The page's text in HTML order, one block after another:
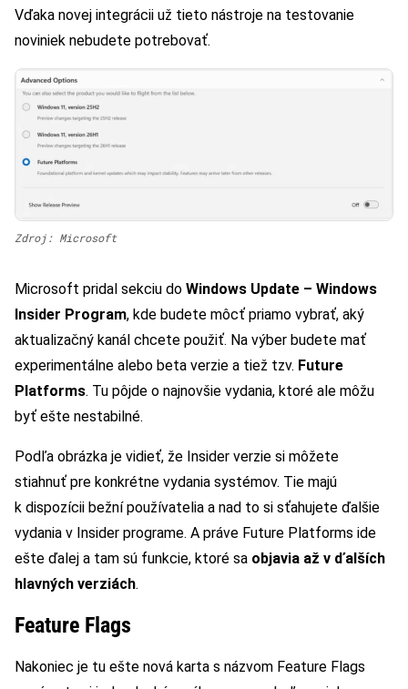
Vďaka novej integrácii už tieto nástroje na testovanie
noviniek nebudete potrebovať.
Zdroj: Microsoft
Microsoft pridal sekciu do Windows Update – Windows
Insider Program, kde budete môcť priamo vybrať, aký
aktualizačný kanál chcete použiť. Na výber budete mať
experimentálne alebo beta verzie a tiež tzv. Future
Platforms. Tu pôjde o najnovšie vydania, ktoré ale môžu
byť ešte nestabilné.
Podľa obrázka je vidieť, že Insider verzie si môžete
stiahnuť pre konkrétne vydania systémov. Tie majú
k dispozícii bežní používatelia a nad to si sťahujete ďalšie
vydania v Insider programe. A práve Future Platforms ide
ešte ďalej a tam sú funkcie, ktoré sa objavia až v ďalších
hlavných verziách.
Feature Flags
Nakoniec je tu ešte nová karta s názvom Feature Flags